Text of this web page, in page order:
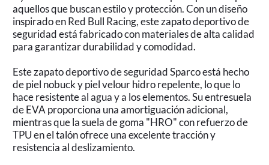
aquellos que buscan estilo y protección. Con un diseño
inspirado en Red Bull Racing, este zapato deportivo de
seguridad está fabricado con materiales de alta calidad
para garantizar durabilidad y comodidad.
Este zapato deportivo de seguridad Sparco está hecho
de piel nobuck y piel velour hidro repelente, lo que lo
hace resistente al agua y a los elementos. Su entresuela
de EVA proporciona una amortiguación adicional,
mientras que la suela de goma "HRO" con refuerzo de
TPU en el talón ofrece una excelente tracción y
resistencia al deslizamiento.